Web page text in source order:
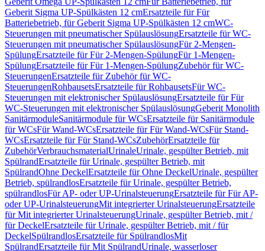
Geberit Sigma UP-Spülkästen 12 cmErsatzteile für Für
Batteriebetrieb, für Geberit Sigma UP-Spülkästen 12 cmWC-
Steuerungen mit pneumatischer SpülauslösungErsatzteile für WC-
Steuerungen mit pneumatischer SpülauslösungFür 2-Mengen-
SpülungErsatzteile für Für 2-Mengen-SpülungFür 1-Mengen-
SpülungErsatzteile für Für 1-Mengen-SpülungZubehör für WC-
SteuerungenErsatzteile für Zubehör für WC-
SteuerungenRohbausetsErsatzteile für RohbausetsFür WC-
Steuerungen mit elektronischer SpülauslösungErsatzteile für Für
WC-Steuerungen mit elektronischer SpülauslösungGeberit Monolith
SanitärmoduleSanitärmodule für WCsErsatzteile für Sanitärmodule
für WCsFür Wand-WCsErsatzteile für Für Wand-WCsFür Stand-
WCsErsatzteile für Für Stand-WCsZubehörErsatzteile für
ZubehörVerbrauchsmaterialUrinaleUrinale, gespülter Betrieb, mit
SpülrandErsatzteile für Urinale, gespülter Betrieb, mit
SpülrandOhne DeckelErsatzteile für Ohne DeckelUrinale, gespülter
Betrieb, spülrandlosErsatzteile für Urinale, gespülter Betrieb,
spülrandlosFür AP- oder UP-UrinalsteuerungErsatzteile für Für AP-
oder UP-UrinalsteuerungMit integrierter UrinalsteuerungErsatzteile
für Mit integrierter UrinalsteuerungUrinale, gespülter Betrieb, mit /
für DeckelErsatzteile für Urinale, gespülter Betrieb, mit / für
DeckelSpülrandlosErsatzteile für SpülrandlosMit
SpülrandErsatzteile für Mit SpülrandUrinale, wasserloser